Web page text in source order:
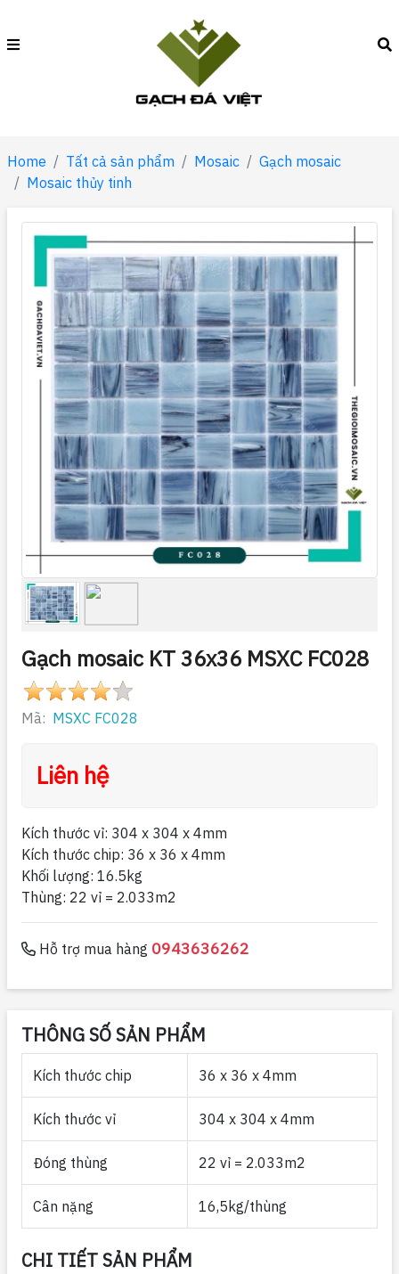
Home Tất cả sản phẩm Mosaic
Gạch mosaic
Mosaic thủy tinh
Gạch mosaic KT 36x36 MSXC FC028
Mã: MSXC FC028
Liên hệ
Kích thước vỉ: 304 x 304 x 4mm
Kích thước chip: 36 x 36 x 4mm
Khối lượng: 16.5kg
Thùng: 22 vỉ = 2.033m2
Hỗ trợ mua hàng 0943636262
THÔNG SỐ SẢN PHẨM
Kích thước chip 36 x 36 x 4mm
Kích thước vỉ 304 x 304 x 4mm
Đóng thùng 22 vỉ = 2.033m2
Cân nặng 16,5kg/thùng
CHI TIẾT SẢN PHẨM